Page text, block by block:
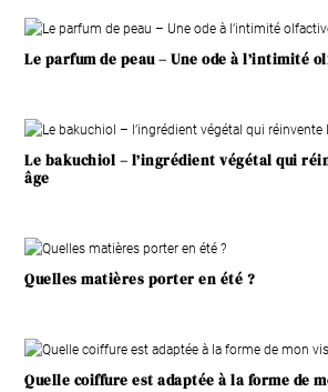
Le parfum de peau – Une ode à l’intimité
Le bakuchiol – l’ingrédient végétal qui
âge
Quelles matières porter en été ?
Quelle coiffure est adaptée à la forme de